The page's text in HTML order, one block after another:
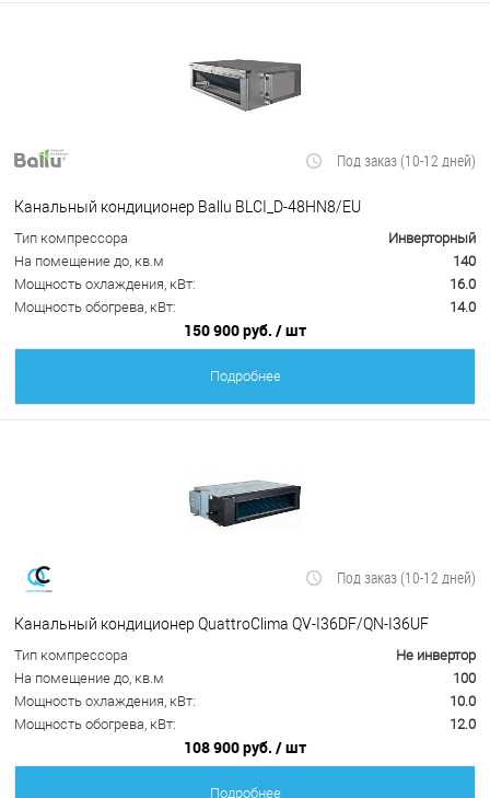
Под заказ (10-12 дней)
Канальный кондиционер Ballu BLCI_D-48HN8/EU
Тип компрессора
Инверторный
На помещение до, кв.м
140
Мощность охлаждения, кВт:
16.0
Мощность обогрева, кВт:
14.0
150 900 руб. / шт
Подробнее
Под заказ (10-12 дней)
Канальный кондиционер QuattroClima QV-I36DF/QN-I36UF
Тип компрессора
Не инвертор
На помещение до, кв.м
100
Мощность охлаждения, кВт:
10.0
Мощность обогрева, кВт:
12.0
108 900 руб. / шт
Подробнее